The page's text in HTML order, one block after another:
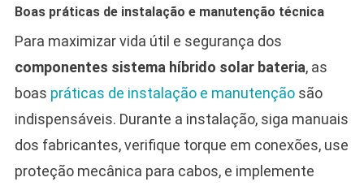
Boas práticas de instalação e manutenção técnica
Para maximizar vida útil e segurança dos
componentes sistema híbrido solar bateria, as
boas práticas de instalação e manutençãosão
indispensáveis. Durante a instalação, siga manuais
dos fabricantes, verifique torque em conexões, use
proteção mecânica para cabos, e implemente